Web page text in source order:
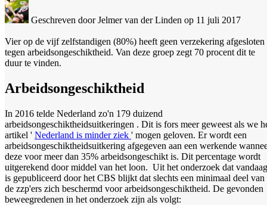
Geschreven door Jelmer van der Linden op 11 juli 2017
Vier op de vijf zelfstandigen (80%) heeft geen verzekering afgesloten
tegen arbeidsongeschiktheid. Van deze groep zegt 70 procent dit te
duur te vinden.
Arbeidsongeschiktheid
In 2016 telde Nederland zo'n 179 duizend
arbeidsongeschiktheidsuitkeringen . Dit is fors meer geweest als we
artikel ' Nederland is minder ziek ' mogen geloven. Er wordt een
arbeidsongeschiktheidsuitkering afgegeven aan een werkende
deze voor meer dan 35% arbeidsongeschikt is. Dit percentage wordt
uitgerekend door middel van het loon. Uit het onderzoek dat vandaag
is gepubliceerd door het CBS blijkt dat slechts een minimaal deel van
de zzp'ers zich beschermd voor arbeidsongeschiktheid. De gevonden
beweegredenen in het onderzoek zijn als volgt: